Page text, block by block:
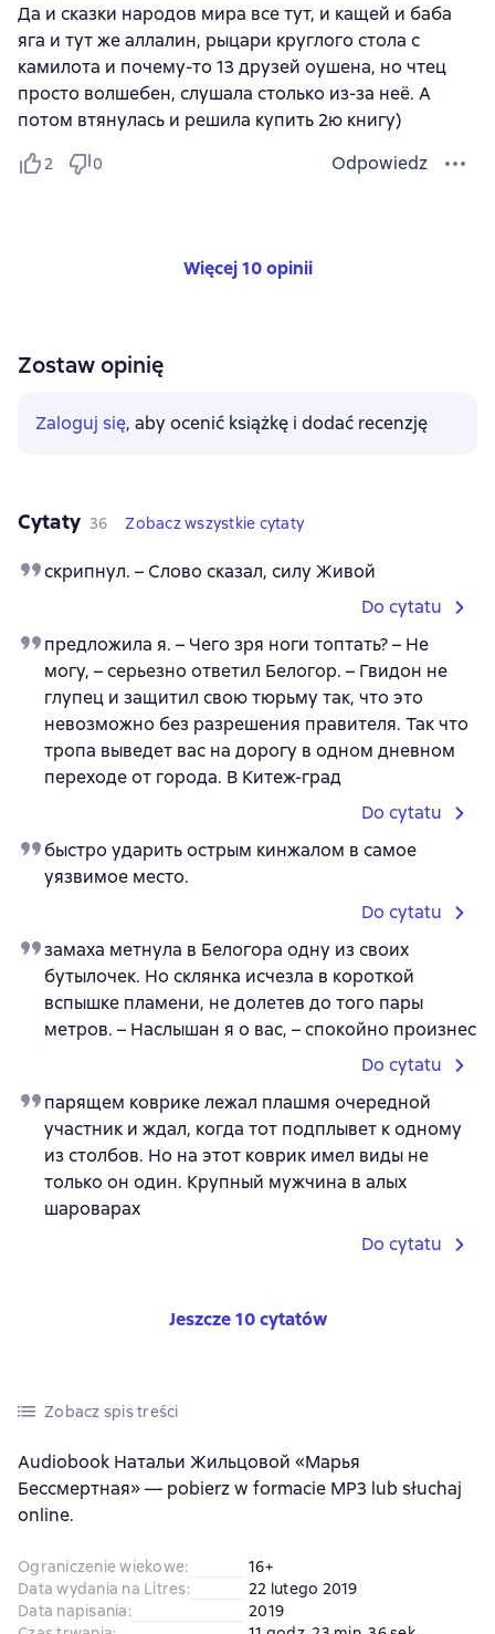
Да и сказки народов мира все тут, и кащей и баба
яга и тут же аллалин, рыцари круглого стола с
камилота и почему-то 13 друзей оушена, но чтец
просто волшебен, слушала столько из-за неё. А
потом втянулась и решила купить 2ю книгу)
2 0 Odpowiedz
Więcej 10 opinii
Zostaw opinię
Zaloguj się, aby ocenić książkę i dodać recenzję
Cytaty 36 Zobacz wszystkie cytaty
скрипнул. – Слово сказал, силу Живой
Do cytatu
предложила я. – Чего зря ноги топтать? – Не
могу, – серьезно ответил Белогор. – Гвидон не
глупец и защитил свою тюрьму так, что это
невозможно без разрешения правителя. Так что
тропа выведет вас на дорогу в одном дневном
переходе от города. В Китеж-град
Do cytatu
быстро ударить острым кинжалом в самое
уязвимое место.
Do cytatu
замаха метнула в Белогора одну из своих
бутылочек. Но склянка исчезла в короткой
вспышке пламени, не долетев до того пары
метров. – Наслышан я о вас, – спокойно произнес
Do cytatu
парящем коврике лежал плашмя очередной
участник и ждал, когда тот подплывет к одному
из столбов. Но на этот коврик имел виды не
только он один. Крупный мужчина в алых
шароварах
Do cytatu
Jeszcze 10 cytatów
Zobacz spis treści
Audiobook Натальи Жильцовой «Марья
Бессмертная» — pobierz w formacie MP3 lub słuchaj
online.
Ograniczenie wiekowe:
16+
Data wydania na Litres:
22 lutego 2019
Data napisania:
2019